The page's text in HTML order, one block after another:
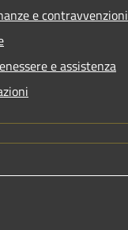
e contravvenzioni
e assistenza